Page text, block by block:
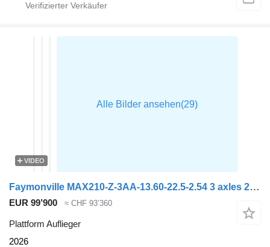
VIDEO
Faymonville MAX210-Z-3AA-13.60-22.5-2.54 3 axles 29M 2x extendable 3x steeri
EUR 99’900 ≈ CHF 93’360
Plattform Auflieger
2026